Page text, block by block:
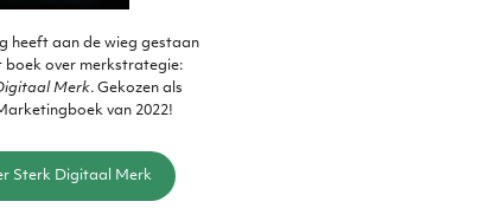
heeft aan de wieg gestaan
boek over merkstrategie:
Merk. Gekozen als
van 2022!
Sterk Digitaal Merk